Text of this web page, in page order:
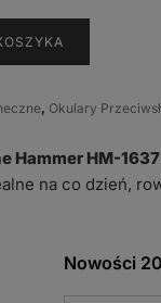
wynosi:
9,99 zł.
, Okulary
Hammer HM-
na co dzień,
Nowości